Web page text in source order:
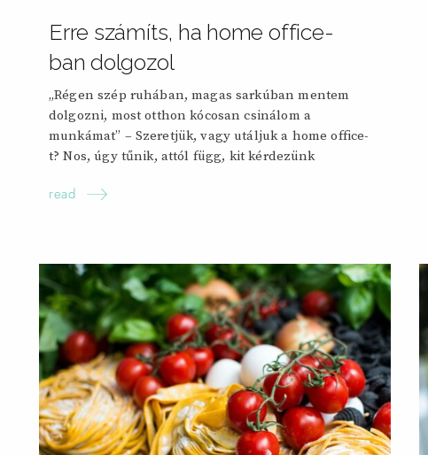
Erre számíts, ha home office-
ban dolgozol
„Régen szép ruhában, magas sarkúban mentem
dolgozni, most otthon kócosan csinálom a
munkámat” – Szeretjük, vagy utáljuk a home office-
t? Nos, úgy tűnik, attól függ, kit kérdezünk
read